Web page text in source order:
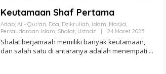
Keutamaan Shaf Pertama
Adab, Al - Qur'an, Doa, Dzikrullah, Islam, Masjid,
Persaudaraan Islam, Shalat, Ustadz 24 Maret 2025Oleh
Soeharyo
Shalat berjamaah memiliki banyak keutamaan,
dan salah satu di antaranya adalah menempati